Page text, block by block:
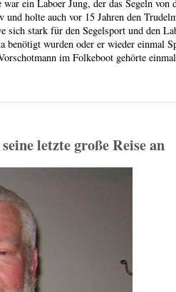
ein Laboer Jung, der das Segeln
holte auch vor 15 Jahren den
stark für den Segelsport und den
wurden oder er wieder einmal
im Folkeboot gehörte
letzte große Reise an